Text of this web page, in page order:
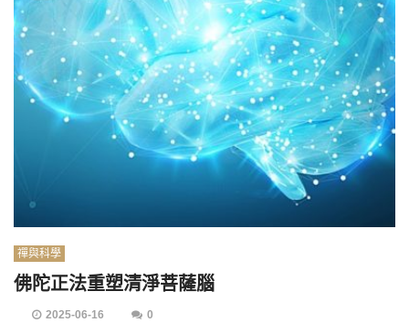
禪與科學
佛陀正法重塑清淨菩薩腦
2025-06-16 0